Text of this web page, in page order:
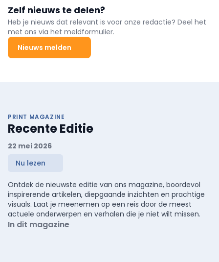
Zelf nieuws te delen?
Heb je nieuws dat relevant is voor onze redactie? Deel het
met ons via het meldformulier.
Nieuws melden
PRINT MAGAZINE
Recente Editie
22 mei 2026
Nu lezen
Ontdek de nieuwste editie van ons magazine, boordevol
inspirerende artikelen, diepgaande inzichten en prachtige
visuals. Laat je meenemen op een reis door de meest
actuele onderwerpen en verhalen die je niet wilt missen.
In dit magazine